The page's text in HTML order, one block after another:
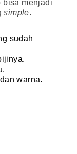
bisa menjadi
simple.
sudah
warna.